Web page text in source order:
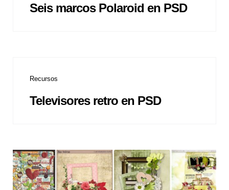
Seis marcos Polaroid en PSD
Recursos
Televisores retro en PSD